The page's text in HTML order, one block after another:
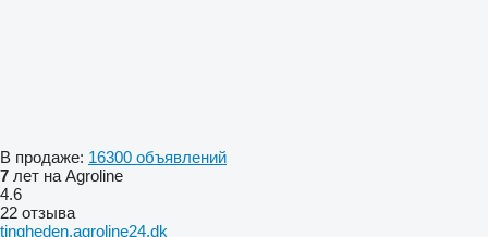
В продаже: 16300 объявлений
7 лет на Agroline
4.6
22 отзыва
tingheden.agroline24.dk